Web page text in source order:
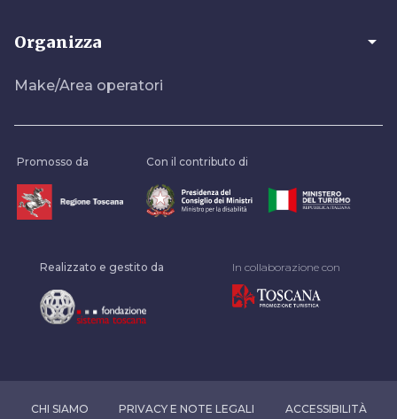
Organizza arrow_drop_down
Make/Area operatori
Promosso da Con il contributo di
Realizzato e gestito da In collaborazione con
CHI SIAMO PRIVACY E NOTE LEGALI ACCESSIBILITÀ